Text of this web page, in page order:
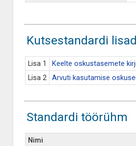
Kutsestandardi lisad
Lisa 1
Keelte oskustasemete
Lisa 2
Arvuti kasutamise
Standardi töörühm
Nimi